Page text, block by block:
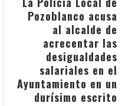
Pozoblanco acusa
al alcalde de
acrecentar las
desigualdades
salariales en el
Ayuntamiento en un
durísimo escrito